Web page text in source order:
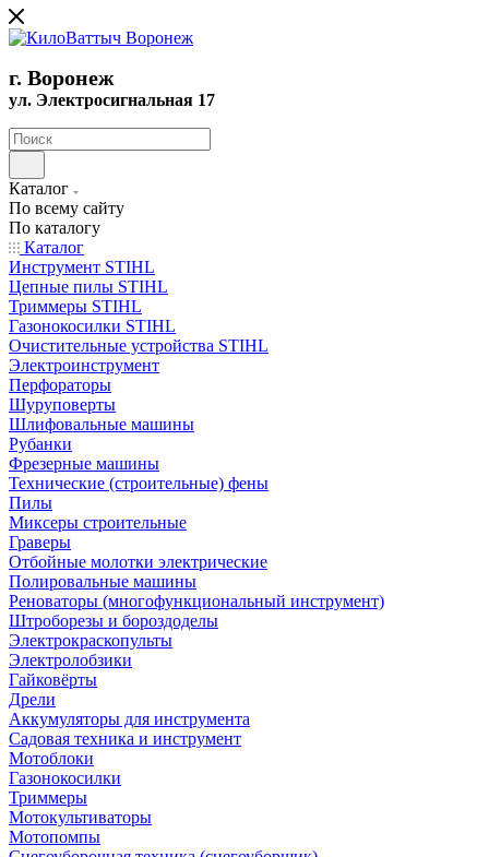
г. Воронеж
ул. Электросигнальная 17
Каталог
По всему сайту
По каталогу
Каталог
Инструмент STIHL
Цепные пилы STIHL
Триммеры STIHL
Газонокосилки STIHL
Очистительные устройства STIHL
Электроинструмент
Перфораторы
Шуруповерты
Шлифовальные машины
Рубанки
Фрезерные машины
Технические (строительные) фены
Пилы
Миксеры строительные
Граверы
Отбойные молотки электрические
Полировальные машины
Реноваторы (многофункциональный инструмент)
Штроборезы и бороздоделы
Электрокраскопульты
Электролобзики
Гайковёрты
Дрели
Аккумуляторы для инструмента
Садовая техника и инструмент
Мотоблоки
Газонокосилки
Триммеры
Мотокультиваторы
Мотопомпы